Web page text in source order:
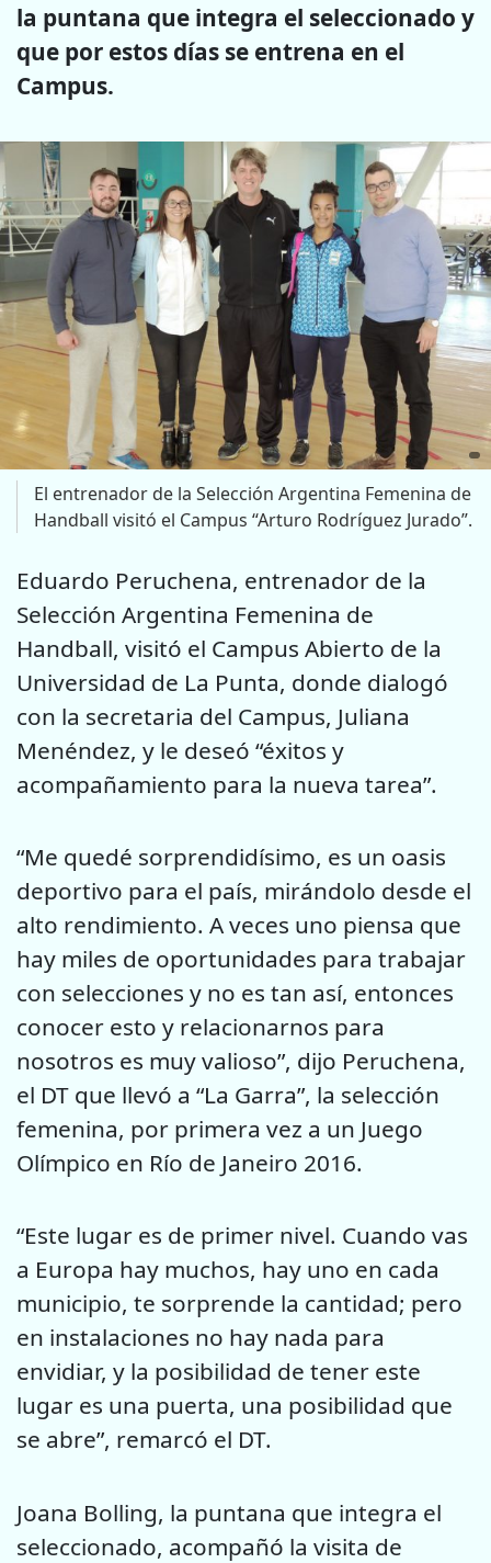
la puntana que integra el seleccionado y
que por estos días se entrena en el
Campus.
El entrenador de la Selección Argentina Femenina de
Handball visitó el Campus “Arturo Rodríguez Jurado”.
Eduardo Peruchena, entrenador de la
Selección Argentina Femenina de
Handball, visitó el Campus Abierto de la
Universidad de La Punta, donde dialogó
con la secretaria del Campus, Juliana
Menéndez, y le deseó “éxitos y
acompañamiento para la nueva tarea”.
“Me quedé sorprendidísimo, es un oasis
deportivo para el país, mirándolo desde el
alto rendimiento. A veces uno piensa que
hay miles de oportunidades para trabajar
con selecciones y no es tan así, entonces
conocer esto y relacionarnos para
nosotros es muy valioso”, dijo Peruchena,
el DT que llevó a “La Garra”, la selección
femenina, por primera vez a un Juego
Olímpico en Río de Janeiro 2016.
“Este lugar es de primer nivel. Cuando vas
a Europa hay muchos, hay uno en cada
municipio, te sorprende la cantidad; pero
en instalaciones no hay nada para
envidiar, y la posibilidad de tener este
lugar es una puerta, una posibilidad que
se abre”, remarcó el DT.
Joana Bolling, la puntana que integra el
seleccionado, acompañó la visita de